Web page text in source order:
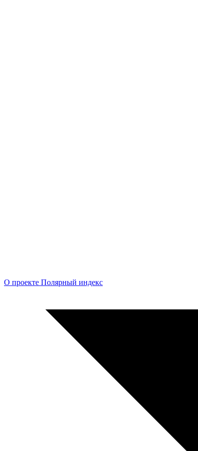
О проекте Полярный индекс